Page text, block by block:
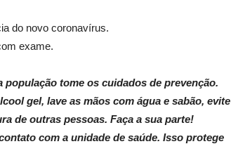
do novo coronavírus.
exame.
tome os cuidados de prevenção.
gel, lave as mãos com água e sabão, evite
de outras pessoas. Faça a sua parte!
com a unidade de saúde. Isso protege